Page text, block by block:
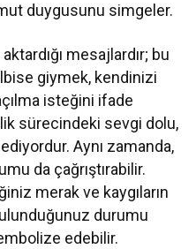
duygusunu simgeler.
mesajlardır; bu
giymek, kendinizi
isteğini ifade
sürecindeki sevgi dolu,
Aynı zamanda,
da çağrıştırabilir.
merak ve kaygıların
durumu
edebilir.